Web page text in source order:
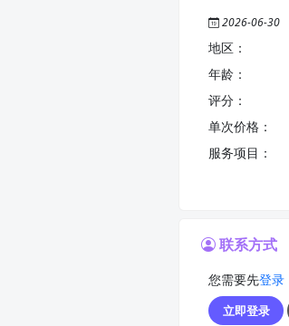
2026-06-30
地区：
年龄：
评分：
单次价格：
服务项目：
联系方式
您需要先登录
立即登录